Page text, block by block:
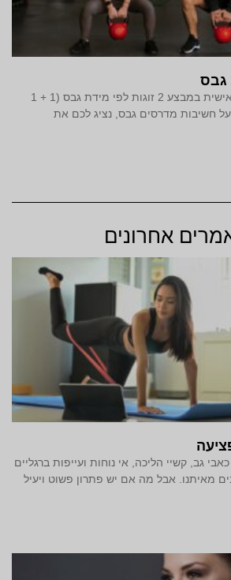
גבס
מדרסים גבס בהתאמה אישית במבצע 2 זוגות לפי מידת גבס (1 + 1
חשיבות מדרסים גבס, נציג לכם את
אחרונים
גב, קשיי הליכה, אי נוחות ועייפות ברגליים
מאיתנו. אבל מה אם יש פתרון פשוט ויעיל